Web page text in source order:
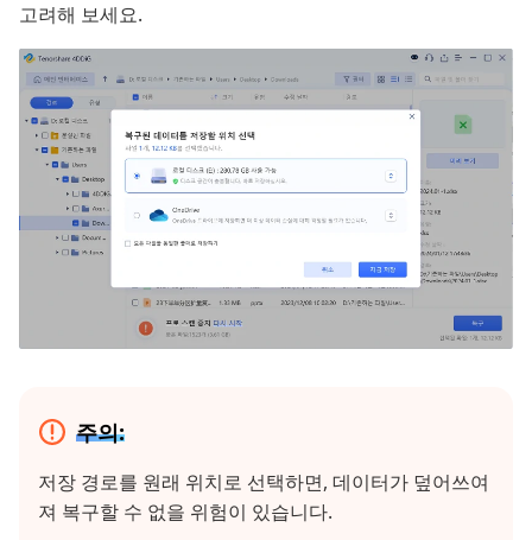
고려해 보세요.
주의:
저장 경로를 원래 위치로 선택하면, 데이터가 덮어쓰여
져 복구할 수 없을 위험이 있습니다.